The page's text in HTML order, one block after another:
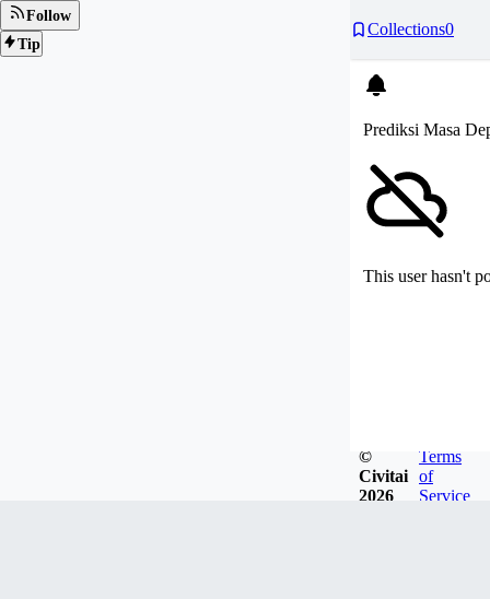
Follow
Tip
Collections0
Prediksi Masa
This user hasn't
©
Civitai
2026
Terms
of
Service